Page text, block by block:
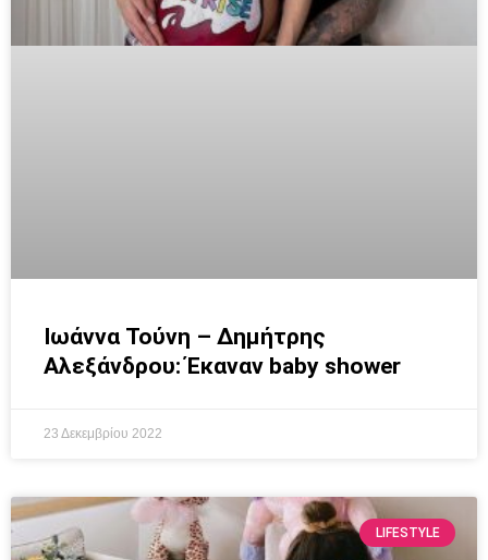
Ιωάννα Τούνη – Δημήτρης
Αλεξάνδρου: Έκαναν baby shower
23 Δεκεμβρίου 2022
LIFESTYLE